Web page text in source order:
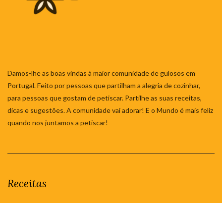
Damos-lhe as boas vindas à maior comunidade de gulosos em
Portugal. Feito por pessoas que partilham a alegria de cozinhar,
para pessoas que gostam de petiscar. Partilhe as suas receitas,
dicas e sugestões. A comunidade vai adorar! E o Mundo é mais feliz
quando nos juntamos a petiscar!
Receitas